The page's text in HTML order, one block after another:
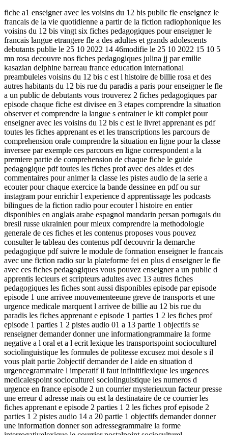
fiche a1 enseigner avec les voisins du 12 bis public fle enseignez le
francais de la vie quotidienne a partir de la fiction radiophonique les
voisins du 12 bis vingt six fiches pedagogiques pour enseigner le
francais langue etrangere fle a des adultes et grands adolescents
debutants publie le 25 10 2022 14 46modifie le 25 10 2022 15 10 5
mn rosa decouvre nos fiches pedagogiques julina jj par emilie
kasazian delphine barreau france education international
preambuleles voisins du 12 bis c est l histoire de billie rosa et des
autres habitants du 12 bis rue du paradis a paris pour enseigner le fle
a un public de debutants vous trouverez 2 fiches pedagogiques par
episode chaque fiche est divisee en 3 etapes comprendre la situation
observer et comprendre la langue s entrainer le kit complet pour
enseigner avec les voisins du 12 bis c est le livret apprenant es pdf
toutes les fiches apprenant es et les transcriptions les parcours de
comprehension orale comprendre la situation en ligne pour la classe
inversee par exemple ces parcours en ligne correspondent a la
premiere partie de comprehension de chaque fiche le guide
pedagogique pdf toutes les fiches prof avec des aides et des
commentaires pour animer la classe les pistes audio de la serie a
ecouter pour chaque exercice la bande dessinee en pdf ou sur
instagram pour enrichir l experience d apprentissage les podcasts
bilingues de la fiction radio pour ecouter l histoire en entier
disponibles en anglais arabe espagnol mandarin persan portugais du
bresil russe ukrainien pour mieux comprendre la methodologie
generale de ces fiches et les contenus proposes vous pouvez
consulter le tableau des contenus pdf decouvrir la demarche
pedagogique pdf suivre le module de formation enseigner le francais
avec une fiction radio sur la plateforme fei en plus d enseigner le fle
avec ces fiches pedagogiques vous pouvez enseigner a un public d
apprentis lecteurs et scripteurs adultes avec 13 autres fiches
pedagogiques les fiches sont aussi disponibles episode par episode
episode 1 une arrivee mouvementeeune greve de transports et une
urgence medicale marquent l arrivee de billie au 12 bis rue du
paradis les fiches apprenant e episode 1 parties 1 2 les fiches prof
episode 1 parties 1 2 pistes audio 01 a 13 partie 1 objectifs se
renseigner demander donner une informationgrammaire la forme
negative a l oral et a l ecrit lexique les transportspoint socioculturel
sociolinguistique les formules de politesse excusez moi desole s il
vous plait partie 2objectif demander de l aide en situation d
urgencegrammaire l imperatif il faut infinitiflexique les urgences
medicalespoint socioculturel sociolinguistique les numeros d
urgence en france episode 2 un courrier mysterieuxun facteur presse
une erreur d adresse mais ou est la destinataire de ce courrier les
fiches apprenant e episode 2 parties 1 2 les fiches prof episode 2
parties 1 2 pistes audio 14 a 20 partie 1 objectifs demander donner
une information donner son adressegrammaire la forme